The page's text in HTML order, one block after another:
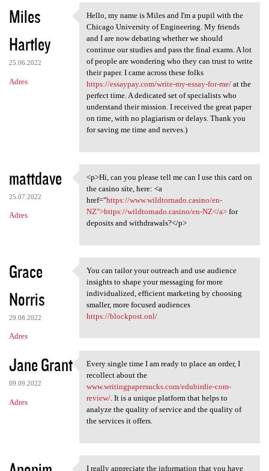
Miles
Hartley
25.06.2022
Adres
Hello, my name is Miles and I
Hello, my name is Miles and I'm a pupil with the
Chicago University of Engineering. My friends
and I are now debating whether we should
continue our studies and pass the final exams. A lot
of people are wondering who they can trust to write
their paper. I came across these folks
https://essaypay.com/write-my-essay-for-me/at the
perfect time. A dedicated set of specialists who
understand their mission. I received the great paper
on time, with no plagiarism or delays. Thank you
for saving me time and nerves.)
mattdave
25.07.2022
Adres
<p>Hi, can you please tell me
<p>Hi, can you please tell me can I use this card on
the casino site, here: <a
href="https://www.wildtornado.casino/en-
NZ">https://wildtornado.casino/en-NZ</a>for
deposits and withdrawals?</p>
Grace
Norris
29.08.2022
Adres
You can tailor your outreach
You can tailor your outreach and use audience
insights to shape your messaging for more
individualized, efficient marketing by choosing
smaller, more focused audiences
https://blockpost.onl/
Jane Grant
09.09.2022
Adres
Every single time I am ready
Every single time I am ready to place an order, I
recollect about the
www.writingpapersucks.com/edubirdie-com-
review/. It is a unique platform that helps to
analyze the quality of service and the quality of
the services it offers.
I really appreciate the information that you have